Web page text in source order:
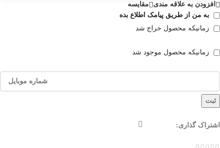
افزودن به علاقه مندی
مقایسه
به من از طریق پیامک اطلاع بده
زمانیکه محصول حراج شد
زمانیکه محصول موجود شد
ثبت
اشتراک گذاری: